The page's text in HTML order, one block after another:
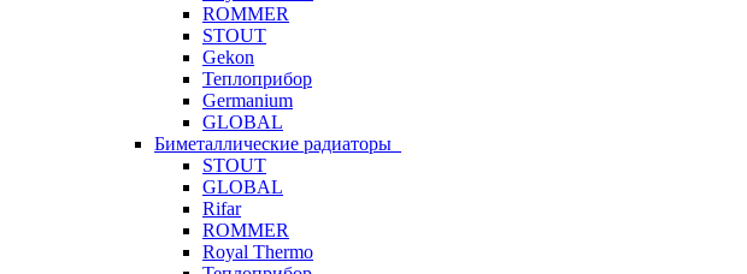
ROMMER
STOUT
Gekon
Теплоприбор
Germanium
GLOBAL
Биметаллические радиаторы
STOUT
GLOBAL
Rifar
ROMMER
Royal Thermo